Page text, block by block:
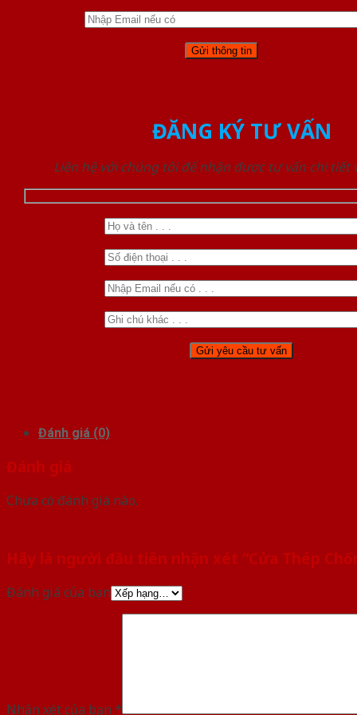
ĐĂNG KÝ TƯ VẤN
Liên hệ với chúng tôi để nhận được tư vấn chi tiết
Đánh giá (0)
Đánh giá
Chưa có đánh giá nào.
Hãy là người đầu tiên nhận xét “Cửa Thép
Đánh giá của bạn
Nhận xét của bạn *